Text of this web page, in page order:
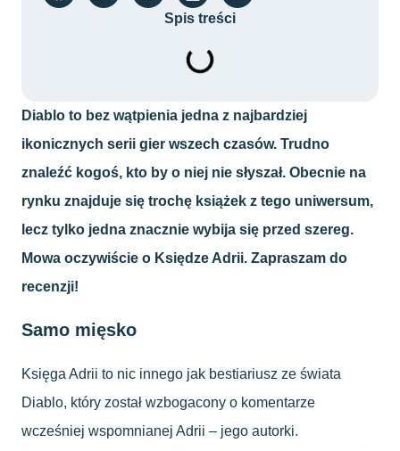
Spis treści
Diablo to bez wątpienia jedna z najbardziej
ikonicznych serii gier wszech czasów. Trudno
znaleźć kogoś, kto by o niej nie słyszał. Obecnie na
rynku znajduje się trochę książek z tego uniwersum,
lecz tylko jedna znacznie wybija się przed szereg.
Mowa oczywiście o Księdze Adrii. Zapraszam do
recenzji!
Samo mięsko
Księga Adrii to nic innego jak bestiariusz ze świata
Diablo, który został wzbogacony o komentarze
wcześniej wspomnianej Adrii – jego autorki.